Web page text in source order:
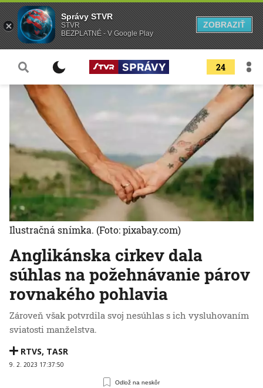
24
Anglikánska cirkev dala
súhlas na požehnávanie párov
rovnakého pohlavia
Zároveň však potvrdila svoj nesúhlas s ich vysluhovaním
sviatosti manželstva.
RTVS, TASR
9. 2. 2023 17:37:50
Odlož na neskôr
Ilustračná snímka. (Foto: pixabay.com)
Správy STVR
STVR
BEZPLATNÉ - V Google Play
ZOBRAZIŤ